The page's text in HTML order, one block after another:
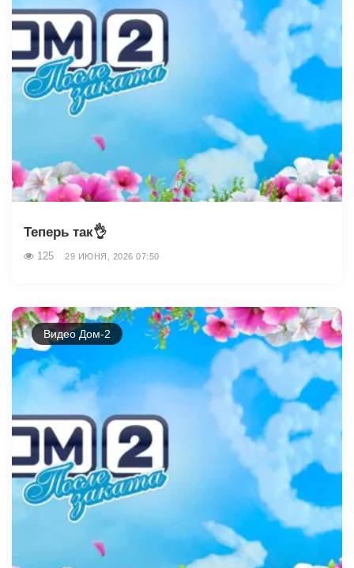
Теперь так👌
125 29 ИЮНЯ, 2026 07:50
Видео Дом-2